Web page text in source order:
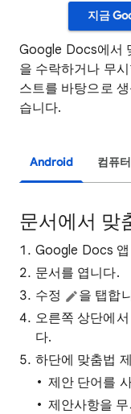
지금
Google Docs에서
을 수락하거나 무
스트를 바탕으로
습니다.
Android 컴퓨터
문서에서 맞
Google Docs 앱
문서를 엽니다.
수정
을 탭합
오른쪽 상단에서
다.
하단에 맞춤법
제안 단어를
제안사항을